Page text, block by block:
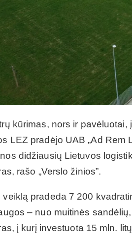
kūrimas, nors ir
LEZ pradėjo UAB „Ad Rem
didžiausių Lietuvos
rašo „Verslo žinios”.
veiklą pradeda 7 200
– nuo muitinės
į kurį investuota 15 mln.